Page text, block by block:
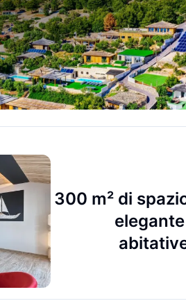
300 m² di